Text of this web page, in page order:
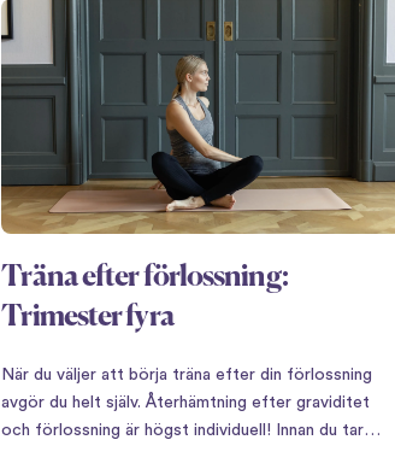
Träna efter förlossning:
Trimester fyra
När du väljer att börja träna efter din förlossning
avgör du helt själv. Återhämtning efter graviditet
och förlossning är högst individuell! Innan du tar